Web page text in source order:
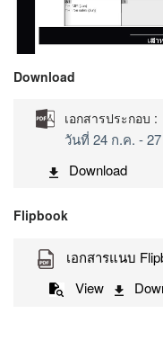
Download
เอกสารประกอบ :
วันที่ 24 ก.ค. -
Download
Flipbook
เอกสารแนบ
View